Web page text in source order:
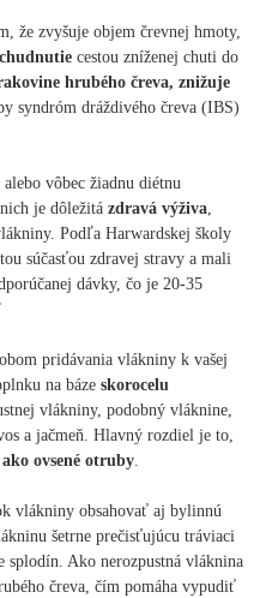
že zvyšuje objem črevnej hmoty,
cestou zníženej chuti do
hrubého čreva, znižuje
syndróm dráždivého čreva (IBS)
vôbec žiadnu diétnu
je dôležitázdravá výživa
Podľa Harwardskej školy
súčasťou zdravej stravy a mali
dávky, čo je 20-35
pridávania vlákniny k vašej
na bázeskorocelu
vlákniny, podobný vláknine,
a jačmeň. Hlavný rozdiel je to,
ovsené otruby
vlákniny obsahovať aj bylinnú
šetrne prečisťujúcu tráviaci
Ako nerozpustná vláknina
čreva, čím pomáha vypudiť